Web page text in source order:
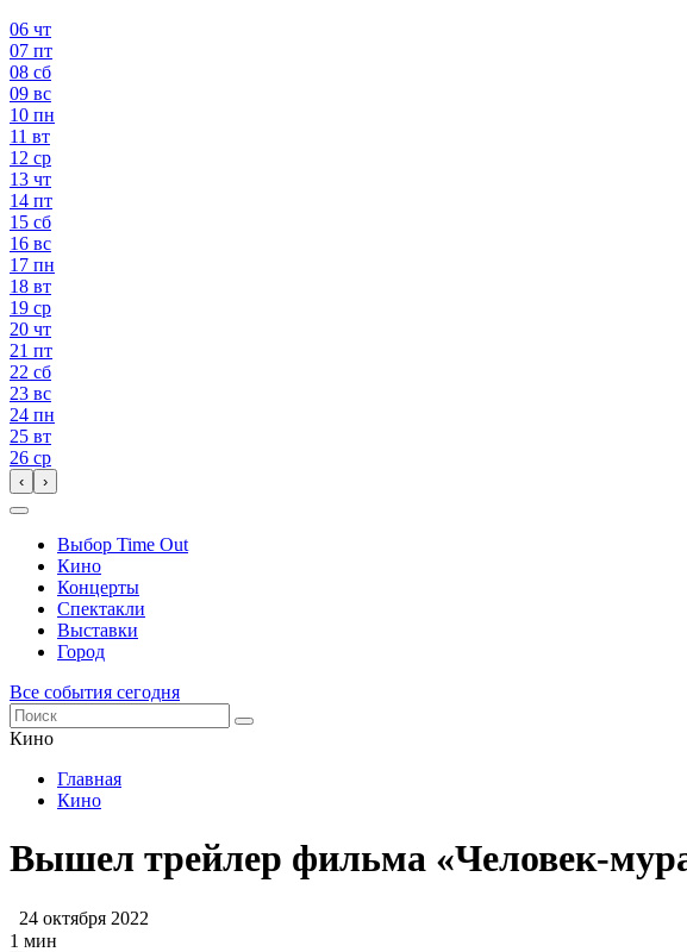
06 чт
07 пт
08 сб
09 вс
10 пн
11 вт
12 ср
13 чт
14 пт
15 сб
16 вс
17 пн
18 вт
19 ср
20 чт
21 пт
22 сб
23 вс
24 пн
25 вт
26 ср
‹ ›
Выбор Time Out
Кино
Концерты
Спектакли
Выставки
Город
Все события сегодня
Кино
Главная
Кино
Вышел трейлер фильма «Человек-
24 октября 2022
1 мин